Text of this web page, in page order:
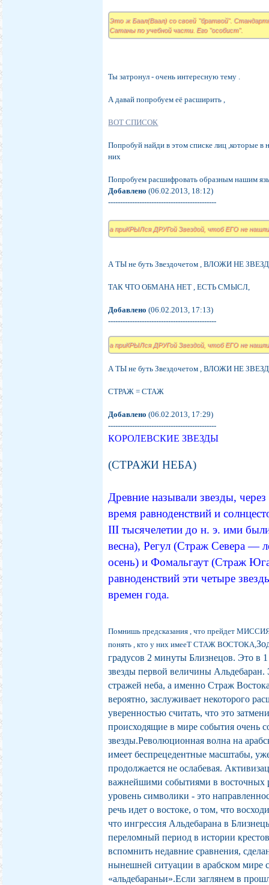
Это ж Баал(Ваал) со своей "братвой".
Сатаны по учебной части. Его "особист".
Ты затронул - очень интересную тему .
А давай попробуем её расширить ,
ВОТ СПИСОК
Попробуй найди в этом списке лиц ,которые в
них
Попробуем расшифровать образным нашим
Добавлено (06.02.2013, 18:12)
---------------------------------------------
а приКРЫЛся ДРУГой Звездой, чтоб ЕГО не
А ТЫ не буть Звездочетом , ВЛОЖИ НЕ
ТАК ЧТО ОБМАНА НЕТ , ЕСТЬ СМЫСЛ,
Добавлено (06.02.2013, 17:13)
---------------------------------------------
а приКРЫЛся ДРУГой Звездой, чтоб ЕГО не
А ТЫ не буть Звездочетом , ВЛОЖИ НЕ
СТРАЖ = СТАЖ
Добавлено (06.02.2013, 17:29)
---------------------------------------------
КОРОЛЕВСКИЕ ЗВЕЗДЫ
(СТРАЖИ НЕБА)
Древние называли звезды,
время равноденствий и
III тысячелетии до н. э. ими
весна), Регул (Страж Севера —
осень) и Фомальгаут (Страж
равноденствий эти четыре
времен года.
Помнишь предсказания , что прейдет
понять , кто у них имееТ СТАЖ ВОСТОКА,
градусов 2 минуты Близнецов. Это в
звезды первой величины Альдебаран.
стражей неба, а именно Страж
вероятно, заслуживает некоторого
уверенностью считать, что это
происходящие в мире события очень
звезды.Революционная волна на
имеет беспрецедентные масштабы,
продолжается не ослабевая.
важнейшими событиями в восточных
уровень символики - это
речь идет о востоке, о том, что
что ингрессия Альдебарана в
переломный период в истории
вспомнить недавние сравнения,
нынешней ситуации в арабском мире
«альдебараньи».Если заглянем в